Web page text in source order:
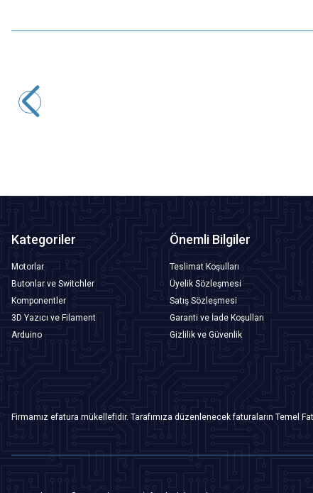
Kategoriler
Motorlar
Butonlar ve Switchler
Komponentler
3D Yazıcı ve Filament
Arduino
Önemli Bilgiler
Teslimat Koşulları
Üyelik Sözleşmesi
Satış Sözleşmesi
Garanti ve İade Koşulları
Gizlilik ve Güvenlik
Firmamız efatura mükellefidir. Tarafımıza düzenlenecek faturaların Temel